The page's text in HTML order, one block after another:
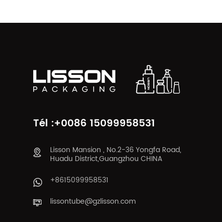
Tél :+0086 15099958531
Lisson Mansion , No.2-36 Yongfa Road,
Huadu District,Guangzhou CHINA
+8615099958531
lissontube@gzlisson.com